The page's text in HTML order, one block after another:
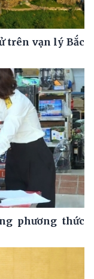
trên vạn lý Bắc
phương thức